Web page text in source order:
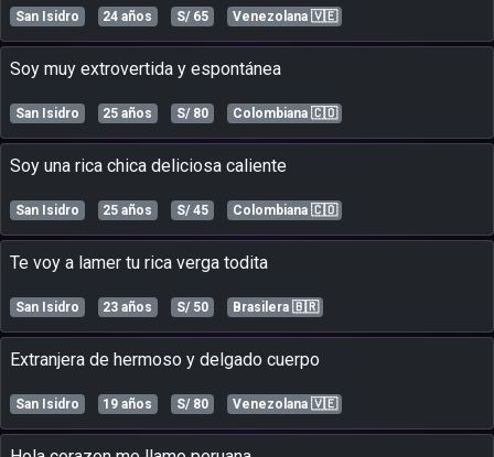
San Isidro 24 años S/ 65 Venezolana 🇻🇪
soy muy extrovertida y espontánea
San Isidro 25 años S/ 80 Colombiana 🇨🇴
soy una rica chica deliciosa caliente
San Isidro 25 años S/ 45 Colombiana 🇨🇴
te voy a lamer tu rica verga todita
San Isidro 23 años S/ 50 Brasilera 🇧🇷
extranjera de hermoso y delgado cuerpo
San Isidro 19 años S/ 80 Venezolana 🇻🇪